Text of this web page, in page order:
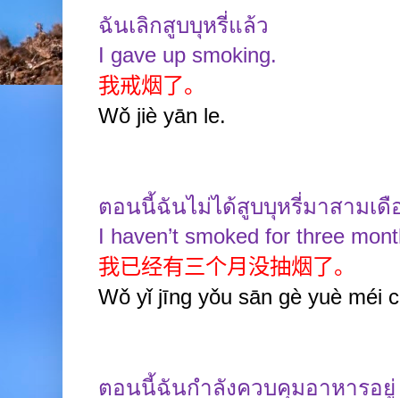
ฉันเลิกสูบบุหรี่แล้ว
I gave up smoking.
我戒烟了。
Wǒ jiè yān le.
ตอนนี้ฉันไม่ได้สูบบุหรี่มาสามเดื
I haven’t smoked for three
我已经有三个月没抽烟了。
Wǒ yǐ jīng yǒu sān gè yuè méi
ตอนนี้ฉันกำลังควบคุมอาหารอยู่